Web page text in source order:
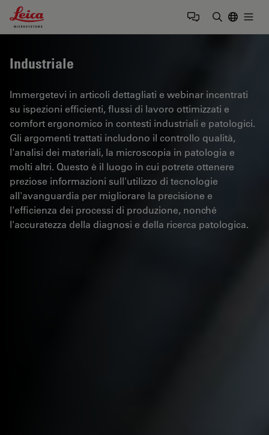
Leica Microsystems Logo
Industriale
Immergetevi in articoli dettagliati e webinar incentrati
su ispezioni efficienti, flussi di lavoro ottimizzati e
comfort ergonomico in contesti industriali e patologici.
Gli argomenti trattati includono il controllo qualità,
l'analisi dei materiali, la microscopia in patologia e
molti altri. Questo è il luogo in cui potrete ottenere
preziose informazioni sull'utilizzo di tecnologie
all'avanguardia per migliorare la precisione e
l'efficienza dei processi di produzione, nonché
l'accuratezza della diagnosi e della ricerca patologica.